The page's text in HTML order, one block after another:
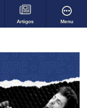
Artigos Menu